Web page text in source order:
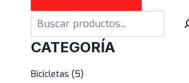
Buscar
CATEGORÍA
Bicicletas 55